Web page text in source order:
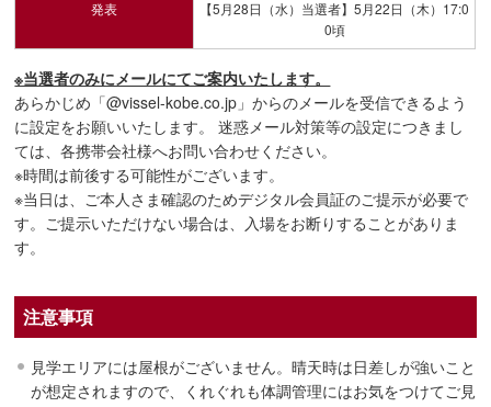
発表
【5月28日（水）当選者】5月22日（木）17:0
0頃
※当選者のみにメールにてご案内いたします。
あらかじめ「@vissel-kobe.co.jp」からのメールを受信できるよう
に設定をお願いいたします。 迷惑メール対策等の設定につきまし
ては、各携帯会社様へお問い合わせください。
※時間は前後する可能性がございます。
※当日は、ご本人さま確認のためデジタル会員証のご提示が必要で
す。ご提示いただけない場合は、入場をお断りすることがありま
す。
注意事項
見学エリアには屋根がございません。晴天時は日差しが強いこと
が想定されますので、くれぐれも体調管理にはお気をつけてご見